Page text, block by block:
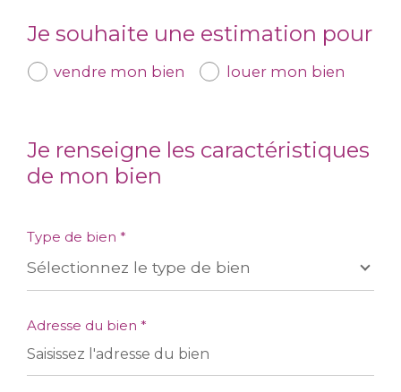
Je souhaite une estimation pour
vendre mon bien louer mon bien
Je renseigne les caractéristiques
de mon bien
Type de bien *
Sélectionnez le type de bien
Adresse du bien *